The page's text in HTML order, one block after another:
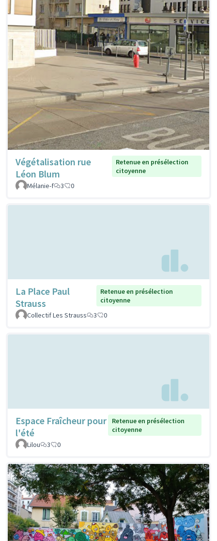
Végétalisation rue
Léon Blum
Retenue en présélection
citoyenne
Mélanie-f
3 0
La Place Paul
Strauss
Retenue en présélection
citoyenne
Collectif Les Strauss
3 0
Espace Fraîcheur pour
l'été
Retenue en présélection
citoyenne
Lilou
3 0